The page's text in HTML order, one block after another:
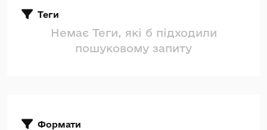
Теги
Немає Теги, які б підходили
пошуковому запиту
Формати